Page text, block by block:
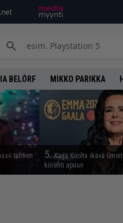
BELÓRF MIKKO PARIKKA
tähtien
5.Kaija Koolta ikävä
kiirehti apuun